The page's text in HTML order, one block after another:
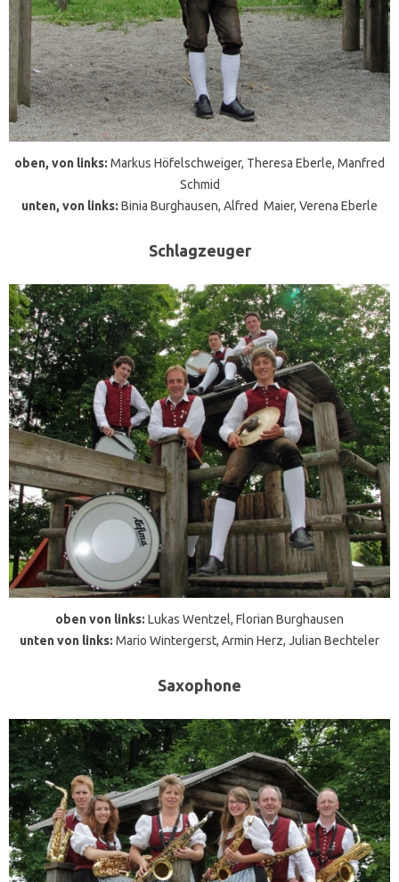
oben, von links: Markus Höfelschweiger, Theresa Eberle, Manfred
Schmid
unten, von links: Binia Burghausen, Alfred Maier, Verena Eberle
Schlagzeuger
oben von links: Lukas Wentzel, Florian Burghausen
unten von links: Mario Wintergerst, Armin Herz, Julian Bechteler
Saxophone